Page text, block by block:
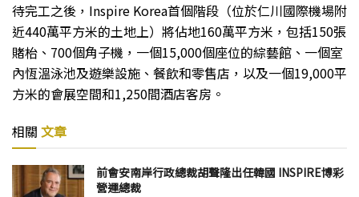
待完工之後，Inspire Korea首個階段（位於仁川國際機場附
近440萬平方米的土地上）將佔地160萬平方米，包括150張
賭枱、700個角子機，一個15,000個座位的綜藝館、一個室
內恆溫泳池及遊樂設施、餐飲和零售店，以及一個19,000平
方米的會展空間和1,250間酒店客房。
相關 文章
前會安南岸行政總裁胡聲隆出任韓國 INSPIRE博彩
營運總裁